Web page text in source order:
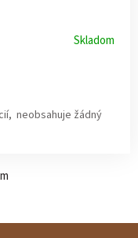
Skladom
neobsahuje žádný